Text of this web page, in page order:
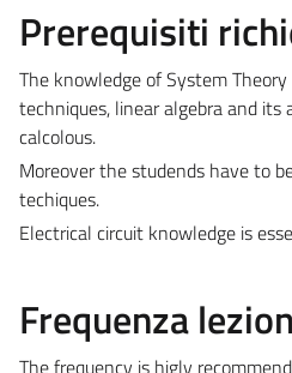
Prerequisiti
The knowledge of System
techniques, linear algebra and its
calcolous.
Moreover the studends have to
techiques.
Electrical circuit knowledge is
Frequenza
The frequency is higly